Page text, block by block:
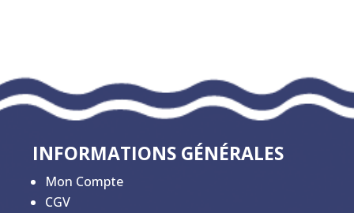
INFORMATIONS GÉNÉRALES
Mon Compte
CGV